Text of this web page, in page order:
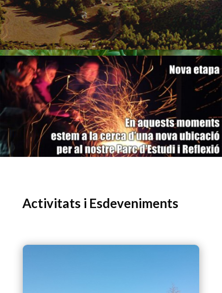
Activitats i Esdeveniments